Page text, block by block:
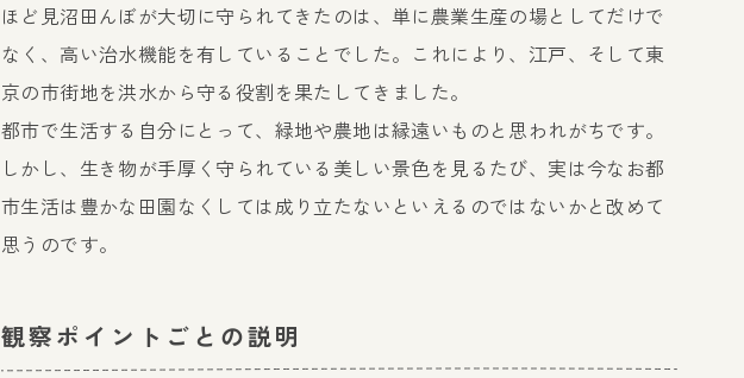
ほど見沼田んぼが大切に守られてきたのは、単に農業生産の場としてだけで
なく、高い治水機能を有していることでした。これにより、江戸、そして東
京の市街地を洪水から守る役割を果たしてきました。
都市で生活する自分にとって、緑地や農地は縁遠いものと思われがちです。
しかし、生き物が手厚く守られている美しい景色を見るたび、実は今なお都
市生活は豊かな田園なくしては成り立たないといえるのではないかと改めて
思うのです。
観察ポイントごとの説明